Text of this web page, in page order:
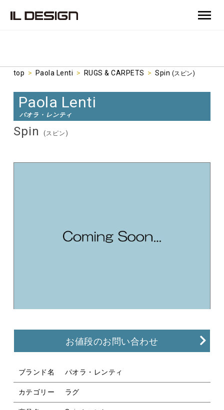
top > Paola Lenti > RUGS & CARPETS > Spin (スピン)
Paola Lenti
パオラ・レンティ
Spin (スピン)
お値段のお問い合わせ
ブランド名 パオラ・レンティ
カテゴリー ラグ